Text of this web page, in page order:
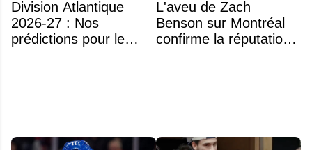
Division Atlantique
2026-27 : Nos
prédictions pour le
L'aveu de Zach
Benson sur Montréal
confirme la réputation